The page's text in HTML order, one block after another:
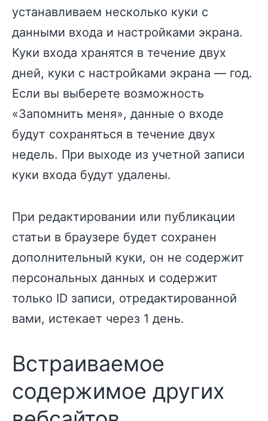
устанавливаем несколько куки с
данными входа и настройками экрана.
Куки входа хранятся в течение двух
дней, куки с настройками экрана — год.
Если вы выберете возможность
«Запомнить меня», данные о входе
будут сохраняться в течение двух
недель. При выходе из учетной записи
куки входа будут удалены.
При редактировании или публикации
статьи в браузере будет сохранен
дополнительный куки, он не содержит
персональных данных и содержит
только ID записи, отредактированной
вами, истекает через 1 день.
Встраиваемое
содержимое других